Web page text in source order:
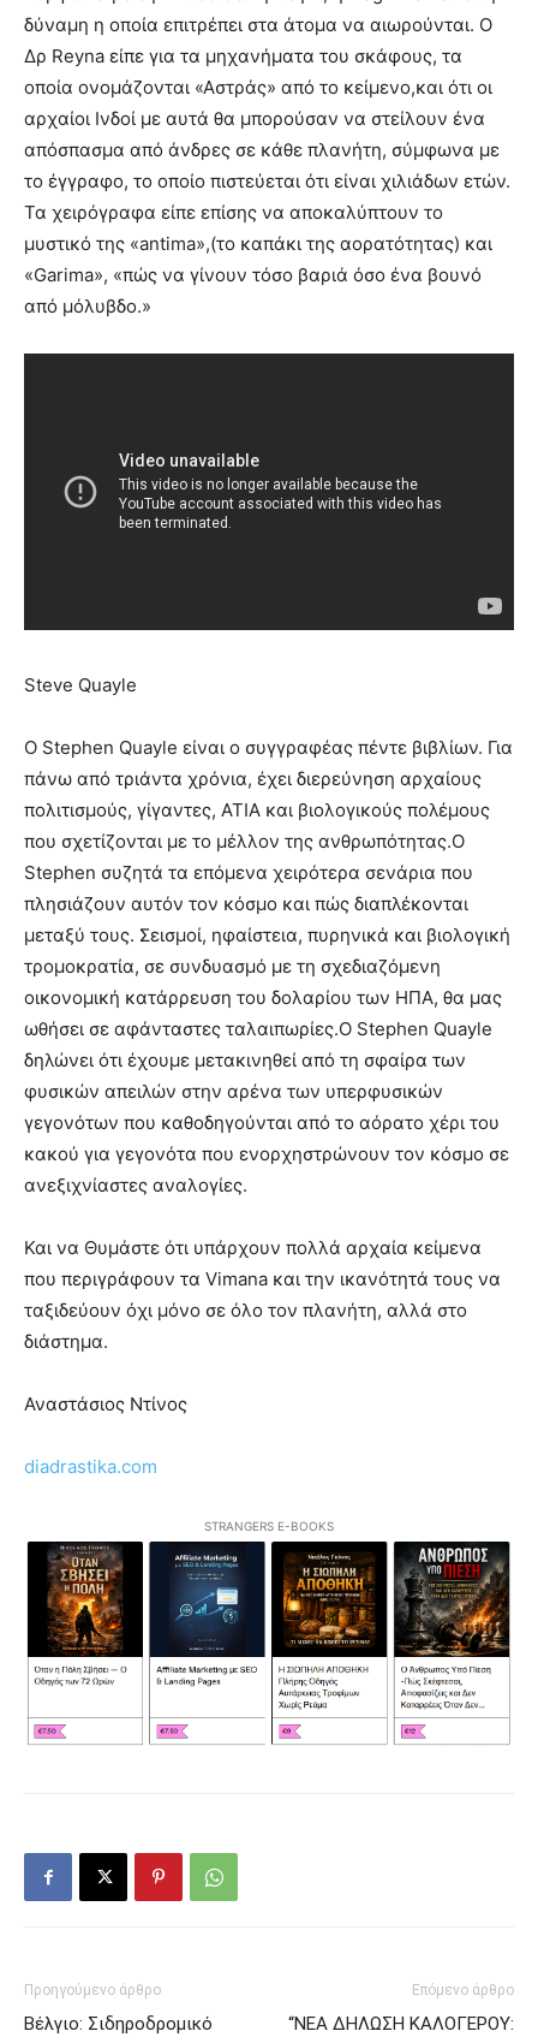
δύναμη η οποία επιτρέπει στα άτομα να αιωρούνται. Ο
Δρ Reyna είπε για τα μηχανήματα του σκάφους, τα
οποία ονομάζονται «Αστράς» από το κείμενο,και ότι οι
αρχαίοι Ινδοί με αυτά θα μπορούσαν να στείλουν ένα
απόσπασμα από άνδρες σε κάθε πλανήτη, σύμφωνα με
το έγγραφο, το οποίο πιστεύεται ότι είναι χιλιάδων ετών.
Τα χειρόγραφα είπε επίσης να αποκαλύπτουν το
μυστικό της «antima»,(το καπάκι της αορατότητας) και
«Garima», «πώς να γίνουν τόσο βαριά όσο ένα βουνό
από μόλυβδο.»
Steve Quayle
Ο Stephen Quayle είναι ο συγγραφέας πέντε βιβλίων. Για
πάνω από τριάντα χρόνια, έχει διερεύνηση αρχαίους
πολιτισμούς, γίγαντες, ΑΤΙΑ και βιολογικούς πολέμους
που σχετίζονται με το μέλλον της ανθρωπότητας.Ο
Stephen συζητά τα επόμενα χειρότερα σενάρια που
πλησιάζουν αυτόν τον κόσμο και πώς διαπλέκονται
μεταξύ τους. Σεισμοί, ηφαίστεια, πυρηνικά και βιολογική
τρομοκρατία, σε συνδυασμό με τη σχεδιαζόμενη
οικονομική κατάρρευση του δολαρίου των ΗΠΑ, θα μας
ωθήσει σε αφάνταστες ταλαιπωρίες.Ο Stephen Quayle
δηλώνει ότι έχουμε μετακινηθεί από τη σφαίρα των
φυσικών απειλών στην αρένα των υπερφυσικών
γεγονότων που καθοδηγούνται από το αόρατο χέρι του
κακού για γεγονότα που ενορχηστρώνουν τον κόσμο σε
ανεξιχνίαστες αναλογίες.
Και να Θυμάστε ότι υπάρχουν πολλά αρχαία κείμενα
που περιγράφουν τα Vimana και την ικανότητά τους να
ταξιδεύουν όχι μόνο σε όλο τον πλανήτη, αλλά στο
διάστημα.
Αναστάσιος Ντίνος
diadrastika.com
STRANGERS E-BOOKS
Προηγούμενο άρθρο
Βέλγιο: Σιδηροδρομικό
Επόμενο άρθρο
“ΝΕΑ ΔΗΛΩΣΗ ΚΑΛΟΓΕΡΟΥ: